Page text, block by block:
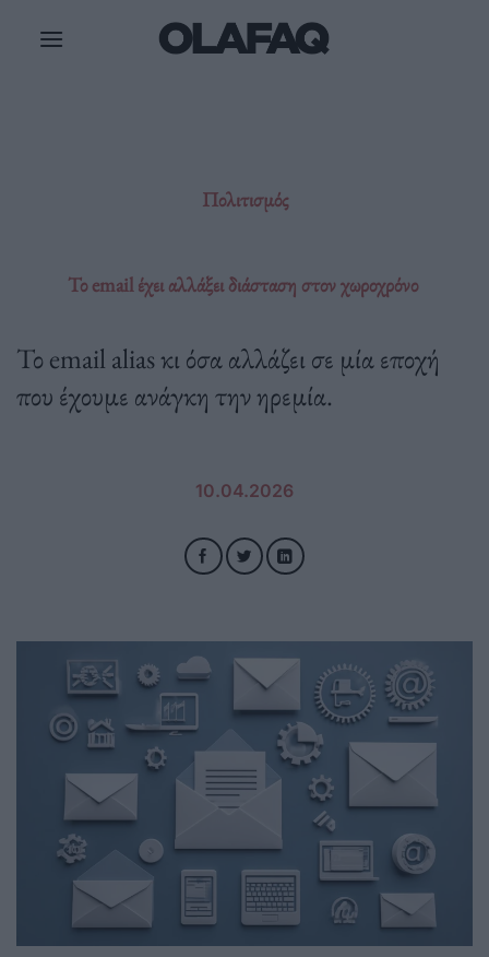
Πολιτισμός
Το email έχει αλλάξει διάσταση στον χωροχρόνο
Το email alias κι όσα αλλάζει σε μία εποχή
που έχουμε ανάγκη την ηρεμία.
10.04.2026